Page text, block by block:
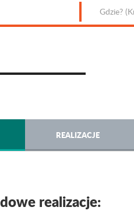
REALIZACJE
realizacje: